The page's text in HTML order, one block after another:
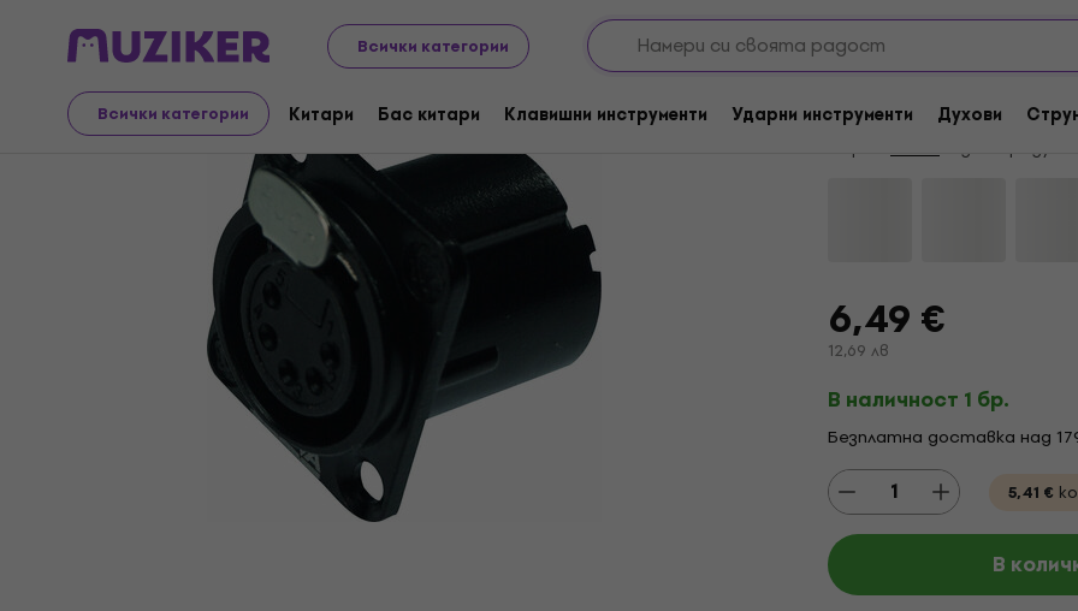
Всички категории
Всички категории Китари Бас китари Клавишни инструменти Ударни инструменти Духови
Музикални инструменти Aксесоари Кабели/Захранващи кабели/Адаптери
За количество отстъпка
Enova XL15FB XLR
Марка: Код на
6,49 €
12,69 лв
В наличност 1 бр.
Безплатна доставка над
5,41 €
В